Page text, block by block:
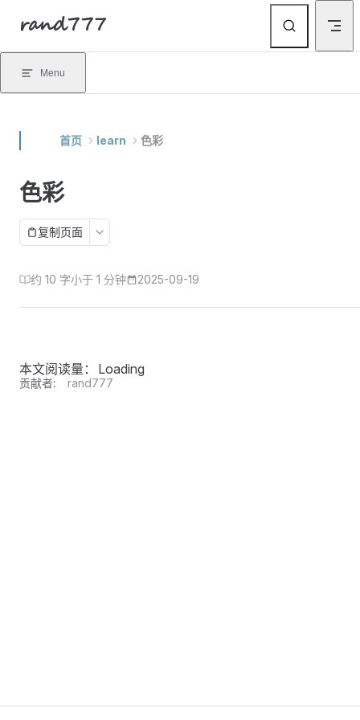
Skip to content
rand777
Menu
首页 learn 色彩
色彩
复制页面
约 10 字小于 1 分钟 2025-09-19
本文阅读量： Loading
贡献者: rand777